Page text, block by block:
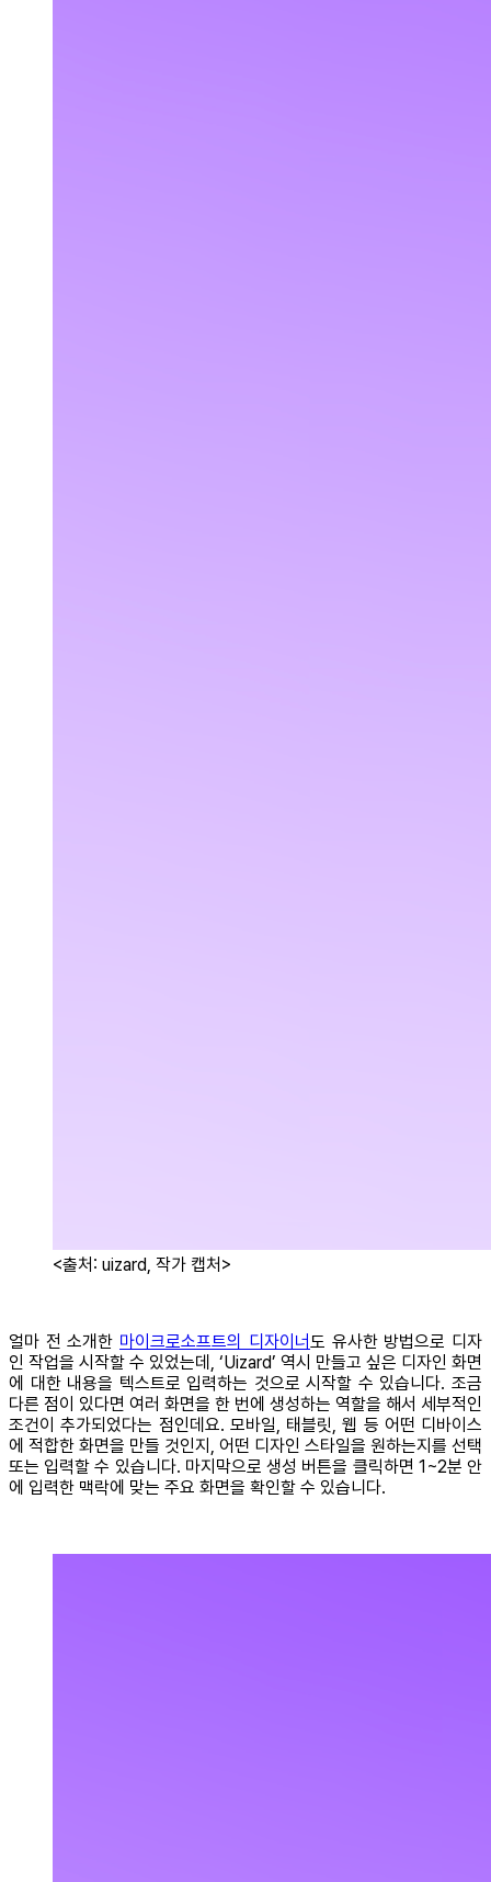
<출처: uizard, 작가 캡처>
얼마 전 소개한 마이크로소프트의 디자이너도 유사한 방법으로 디자
인 작업을 시작할 수 있었는데, ‘Uizard’ 역시 만들고 싶은 디자인 화면
에 대한 내용을 텍스트로 입력하는 것으로 시작할 수 있습니다. 조금
다른 점이 있다면 여러 화면을 한 번에 생성하는 역할을 해서 세부적인
조건이 추가되었다는 점인데요. 모바일, 태블릿, 웹 등 어떤 디바이스
에 적합한 화면을 만들 것인지, 어떤 디자인 스타일을 원하는지를 선택
또는 입력할 수 있습니다. 마지막으로 생성 버튼을 클릭하면 1~2분 안
에 입력한 맥락에 맞는 주요 화면을 확인할 수 있습니다.